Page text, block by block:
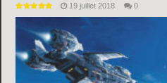
19 juillet 2018 0